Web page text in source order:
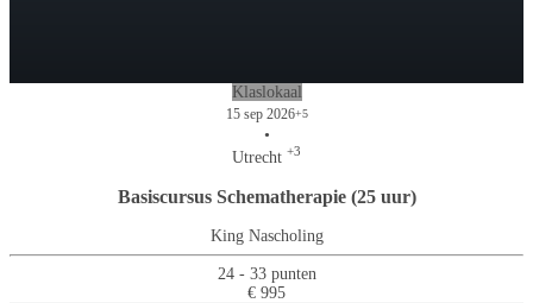
Klaslokaal
15 sep 2026+5
•
Utrecht +3
Basiscursus Schematherapie (25 uur)
King Nascholing
24 - 33 punten
€ 995